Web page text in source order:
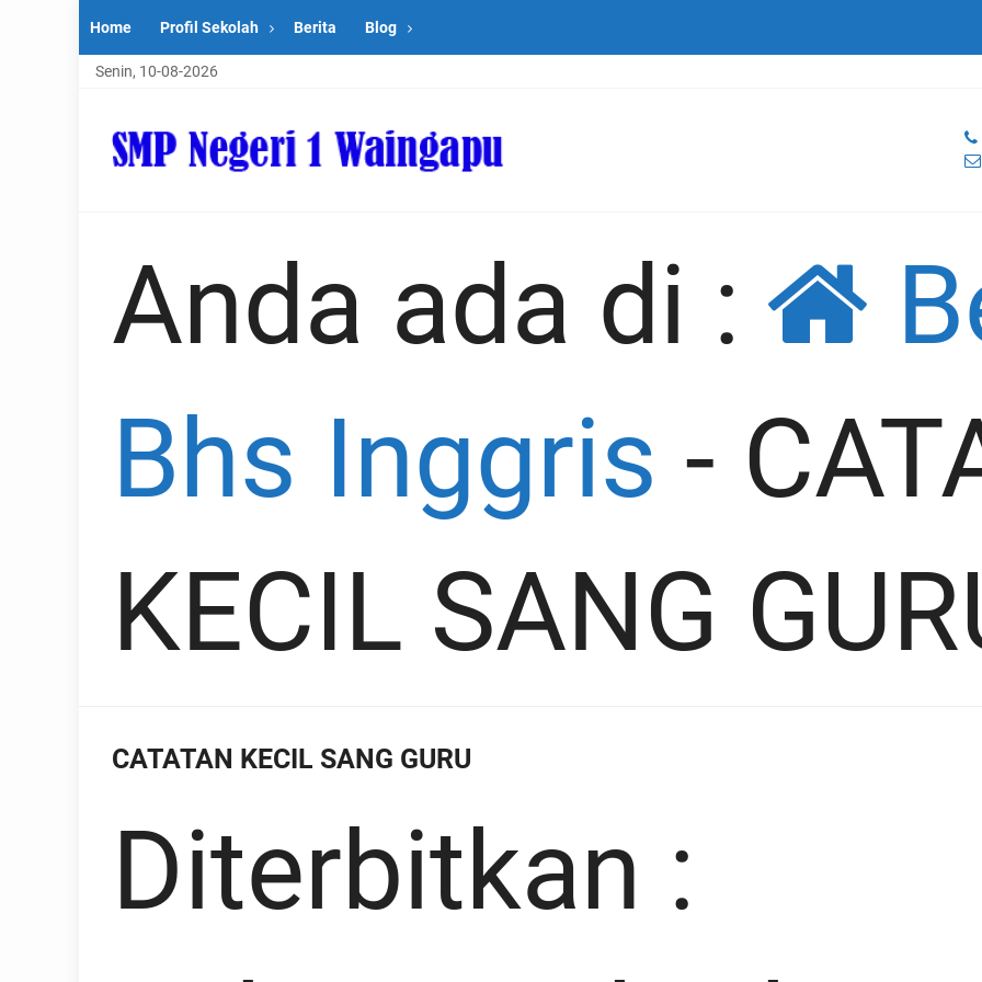
Home Profil Sekolah Berita Blog
Senin, 10-08-2026
Anda ada di :
Bhs Inggris -
KECIL SANG
CATATAN KECIL SANG GURU
Diterbitkan :